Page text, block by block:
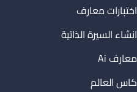
اختبارات معارف
انشاء السيرة الذاتية
معارف Ai
كاس العالم